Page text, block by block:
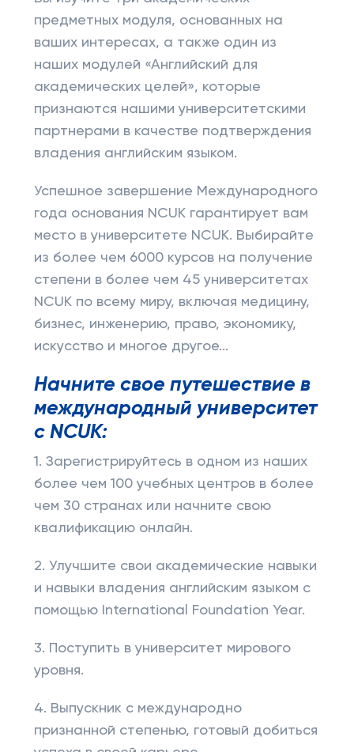
предметных модуля, основанных на
ваших интересах, а также один из
наших модулей «Английский для
академических целей», которые
признаются нашими университетскими
партнерами в качестве подтверждения
владения английским языком.
Успешное завершение Международного
года основания NCUK гарантирует вам
место в университете NCUK. Выбирайте
из более чем 6000 курсов на получение
степени в более чем 45 университетах
NCUK по всему миру, включая медицину,
бизнес, инженерию, право, экономику,
искусство и многое другое...
Начните свое путешествие в
международный университет
с NCUK:
1. Зарегистрируйтесь в одном из наших
более чем 100 учебных центров в более
чем 30 странах или начните свою
квалификацию онлайн.
2. Улучшите свои академические навыки
и навыки владения английским языком с
помощью International Foundation Year.
3. Поступить в университет мирового
уровня.
4. Выпускник с международно
признанной степенью, готовый добиться